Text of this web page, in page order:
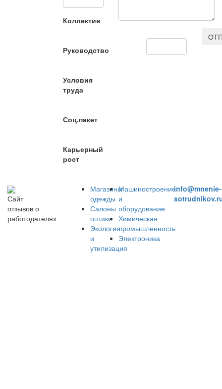
Коллектив
Руководство
Условия
труда
Соц.пакет
Карьерный
рост
Сайт
отзывов о
работодателях
Магазины
одежды
Салоны
оптики
Экология
и
утилизация
Машиностроение
и
оборудование
Химическая
промышленность
Электроника
info@mnenie-